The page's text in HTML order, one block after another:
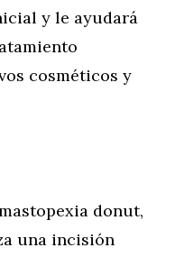
y le ayudará
cosméticos y
donut,
una incisión